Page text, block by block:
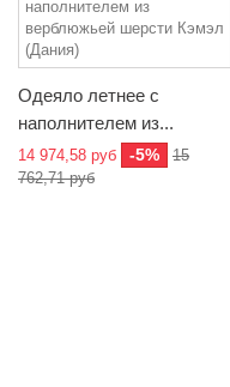
Одеяло летнее с
наполнителем из...
14 974,58 руб -5%
15
762,71 руб